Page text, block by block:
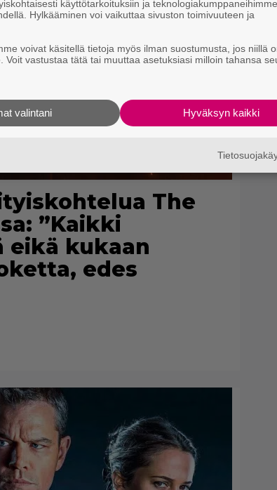
The
”Kaikki
eikä kukaan
edes
käyttötarkoituksiin ja teknologiakumppaneihimme
Hylkääminen voi vaikuttaa sivuston toimivuuteen ja
voivat käsitellä tietoja myös ilman suostumusta, jos niillä
Voit vastustaa tätä tai muuttaa asetuksiasi milloin tahansa
Hyväksyn kaikki
valintani